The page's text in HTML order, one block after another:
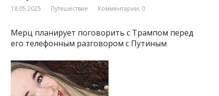
18.05.2025 Путешествие Комментарии: 0
Мерц планирует поговорить с Трампом перед
его телефонным разговором с Путиным